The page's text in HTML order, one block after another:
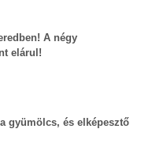
A négy
elárul!
gyümölcs, és elképesztő